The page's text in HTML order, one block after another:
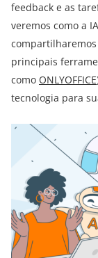
feedback e as
veremos como a
principais
como ONLYOFFICE
tecnologia para